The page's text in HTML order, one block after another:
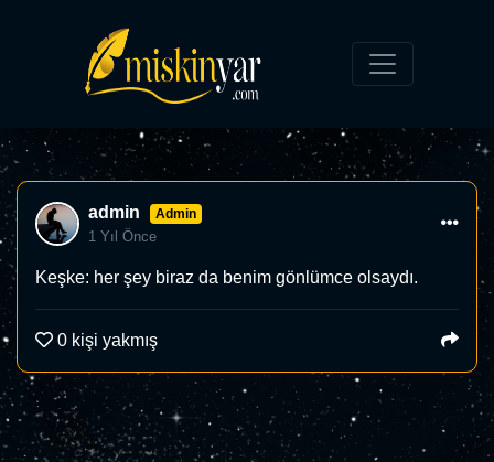
admin Admin
1 Yıl Önce
Keşke: her şey biraz da benim gönlümce olsaydı.
0 kişi yakmış